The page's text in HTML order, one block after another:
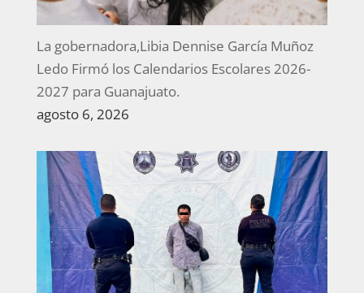
La gobernadora,Libia Dennise García Muñoz
Ledo Firmó los Calendarios Escolares 2026-
2027 para Guanajuato.
agosto 6, 2026